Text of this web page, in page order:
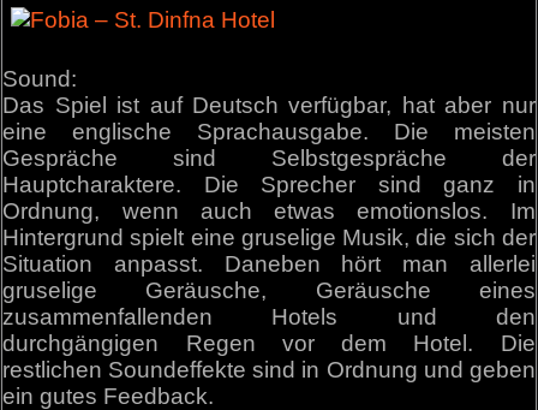
Sound:
Das Spiel ist auf Deutsch verfügbar, hat aber nur
eine englische Sprachausgabe. Die meisten
Gespräche sind Selbstgespräche der
Hauptcharaktere. Die Sprecher sind ganz in
Ordnung, wenn auch etwas emotionslos. Im
Hintergrund spielt eine gruselige Musik, die sich der
Situation anpasst. Daneben hört man allerlei
gruselige Geräusche, Geräusche eines
zusammenfallenden Hotels und den
durchgängigen Regen vor dem Hotel. Die
restlichen Soundeffekte sind in Ordnung und geben
ein gutes Feedback.